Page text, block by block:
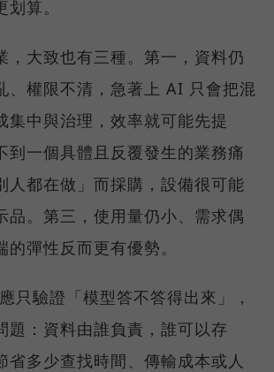
算。
，大致也有三種。第一，資料仍
、權限不清，急著上 AI 只會把混
集中與治理，效率就可能先提
到一個具體且反覆發生的業務痛
人都在做」而採購，設備很可能
品。第三，使用量仍小、需求偶
彈性反而更有優勢。
只驗證「模型答不答得出來」，
題：資料由誰負責，誰可以存
省多少查找時間、傳輸成本或人